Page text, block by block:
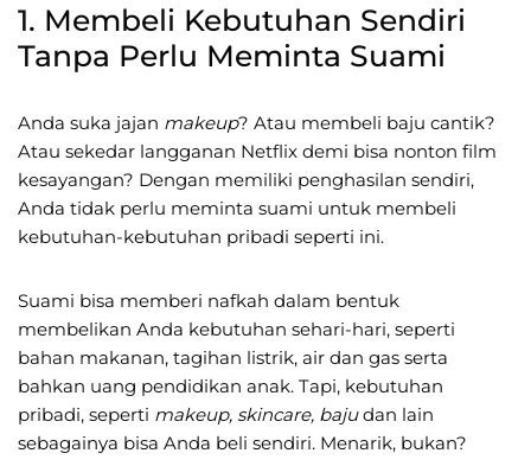
1. Membeli Kebutuhan Sendiri
Tanpa Perlu Meminta Suami
Anda suka jajan makeup? Atau membeli baju cantik?
Atau sekedar langganan Netflix demi bisa nonton film
kesayangan? Dengan memiliki penghasilan sendiri,
Anda tidak perlu meminta suami untuk membeli
kebutuhan-kebutuhan pribadi seperti ini.
Suami bisa memberi nafkah dalam bentuk
membelikan Anda kebutuhan sehari-hari, seperti
bahan makanan, tagihan listrik, air dan gas serta
bahkan uang pendidikan anak. Tapi, kebutuhan
pribadi, seperti makeup, skincare, bajudan lain
sebagainya bisa Anda beli sendiri. Menarik, bukan?